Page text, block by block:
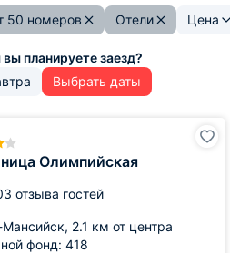
50 номеров Отели Цена
Выбрать даты
Олимпийская
отзыва гостей
2.1 км от центра
фонд: 418